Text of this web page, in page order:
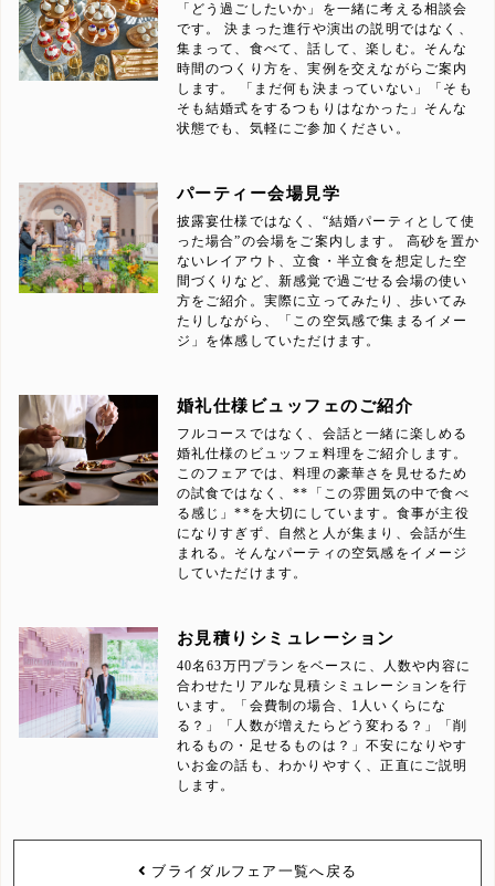
「どう過ごしたいか」を一緒に考える相談会
です。 決まった進行や演出の説明ではなく、
集まって、食べて、話して、楽しむ。そんな
時間のつくり方を、実例を交えながらご案内
します。 「まだ何も決まっていない」「そも
そも結婚式をするつもりはなかった」そんな
状態でも、気軽にご参加ください。
パーティー会場見学
披露宴仕様ではなく、“結婚パーティとして使
った場合”の会場をご案内します。 高砂を置か
ないレイアウト、立食・半立食を想定した空
間づくりなど、新感覚で過ごせる会場の使い
方をご紹介。実際に立ってみたり、歩いてみ
たりしながら、「この空気感で集まるイメー
ジ」を体感していただけます。
婚礼仕様ビュッフェのご紹介
フルコースではなく、会話と一緒に楽しめる
婚礼仕様のビュッフェ料理をご紹介します。
このフェアでは、料理の豪華さを見せるため
の試食ではなく、**「この雰囲気の中で食べ
る感じ」**を大切にしています。食事が主役
になりすぎず、自然と人が集まり、会話が生
まれる。そんなパーティの空気感をイメージ
していただけます。
お見積りシミュレーション
40名63万円プランをベースに、人数や内容に
合わせたリアルな見積シミュレーションを行
います。「会費制の場合、1人いくらにな
る？」「人数が増えたらどう変わる？」「削
れるもの・足せるものは？」不安になりやす
いお金の話も、わかりやすく、正直にご説明
します。
ブライダルフェア一覧へ戻る